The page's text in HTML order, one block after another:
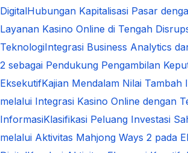
DigitalHubungan Kapitalisasi Pasar
Layanan Kasino Online di Tengah
TeknologiIntegrasi Business Analytics
2 sebagai Pendukung Pengambilan
EksekutifKajian Mendalam Nilai Tambah
melalui Integrasi Kasino Online dengan
InformasiKlasifikasi Peluang Investasi
melalui Aktivitas Mahjong Ways 2 pada